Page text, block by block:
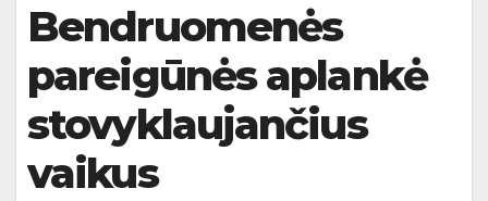
Bendruomenės
pareigūnės aplankė
stovyklaujančius
vaikus